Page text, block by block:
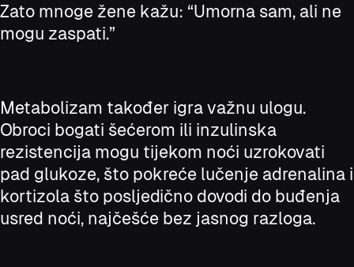
Zato mnoge žene kažu: “Umorna sam, ali ne
mogu zaspati.”
Metabolizam također igra važnu ulogu.
Obroci bogati šećerom ili inzulinska
rezistencija mogu tijekom noći uzrokovati
pad glukoze, što pokreće lučenje adrenalina i
kortizola što posljedično dovodi do buđenja
usred noći, najčešće bez jasnog razloga.